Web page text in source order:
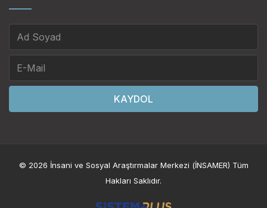
KAYDOL
© 2026 İnsani ve Sosyal Araştırmalar Merkezi (İNSAMER) Tüm
Hakları Saklıdır.